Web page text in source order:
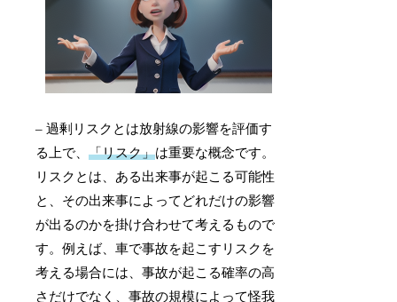
– 過剰リスクとは放射線の影響を評価す
る上で、「リスク」は重要な概念です。
リスクとは、ある出来事が起こる可能性
と、その出来事によってどれだけの影響
が出るのかを掛け合わせて考えるもので
す。例えば、車で事故を起こすリスクを
考える場合には、事故が起こる確率の高
さだけでなく、事故の規模によって怪我